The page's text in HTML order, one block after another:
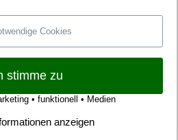
Jos Luhukay und Sami
Kanal von Hertha BSC
Cookies
stimme zu
• funktionell • Medien
anzeigen